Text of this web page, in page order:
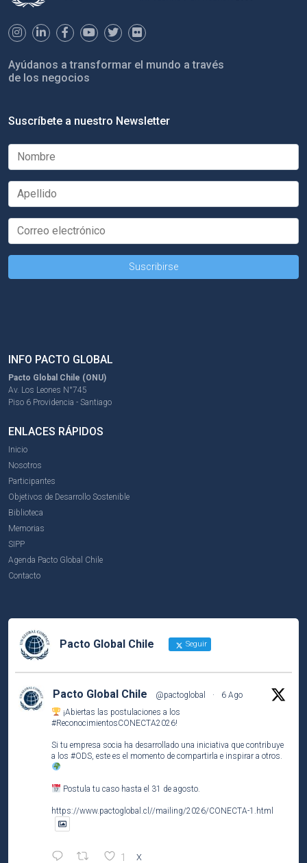
Ayúdanos a transformar el mundo a través
de los negocios
Suscríbete a nuestro Newsletter
INFO PACTO GLOBAL
Pacto Global Chile (ONU)
Av. Los Leones N°745
Piso 6 Providencia - Santiago
ENLACES RÁPIDOS
Inicio
Nosotros
Participantes
Objetivos de Desarrollo Sostenible
Biblioteca
Memorias
SIPP
Agenda Pacto Global Chile
Contacto
Pacto Global Chile Seguir
Pacto Global Chile @pactoglobal ·
6 Ago
¡Abiertas las postulaciones a los
#ReconocimientosCONECTA2026!
Si tu empresa socia ha desarrollado una iniciativa que contribuye
a los #ODS , este es el momento de compartirla e inspirar a otros.
Postula tu caso hasta el 31 de agosto.
https://www.pactoglobal.cl//mailing/2026/CONECTA-1.html
1 X